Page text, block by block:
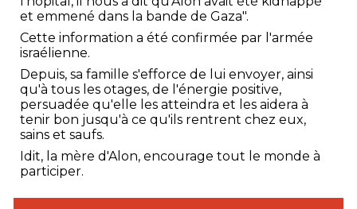
et emmené dans la bande de Gaza".
Cette information a été confirmée par l'armée
israélienne.
Depuis, sa famille s'efforce de lui envoyer, ainsi
qu'à tous les otages, de l'énergie positive,
persuadée qu'elle les atteindra et les aidera à
tenir bon jusqu'à ce qu'ils rentrent chez eux,
sains et saufs.
Idit, la mère d'Alon, encourage tout le monde à
participer.